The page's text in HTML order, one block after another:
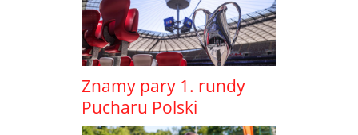
Znamy pary 1. rundy
Pucharu Polski